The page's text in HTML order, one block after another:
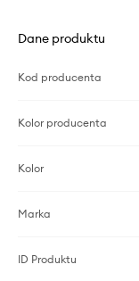
Dane produktu
Kod producenta
Kolor producenta
Kolor
Marka
ID Produktu